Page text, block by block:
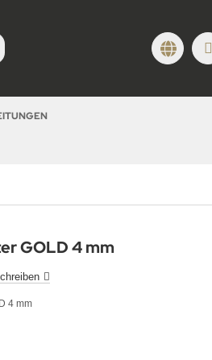
GOLD 4 mm
4 mm